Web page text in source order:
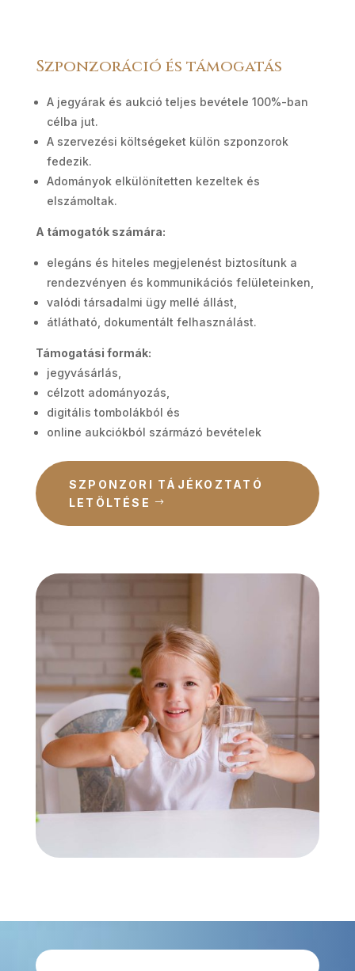
Szponzoráció és támogatás
A jegyárak és aukció teljes bevétele 100%-ban
célba jut.
A szervezési költségeket külön szponzorok
fedezik.
Adományok elkülönítetten kezeltek és
elszámoltak.
A támogatók számára:
elegáns és hiteles megjelenést biztosítunk a
rendezvényen és kommunikációs felületeinken,
valódi társadalmi ügy mellé állást,
átlátható, dokumentált felhasználást.
Támogatási formák:
jegyvásárlás,
célzott adományozás,
digitális tombolákból és
online aukciókból szármázó bevételek
SZPONZORI TÁJÉKOZTATÓ
LETÖLTÉSE